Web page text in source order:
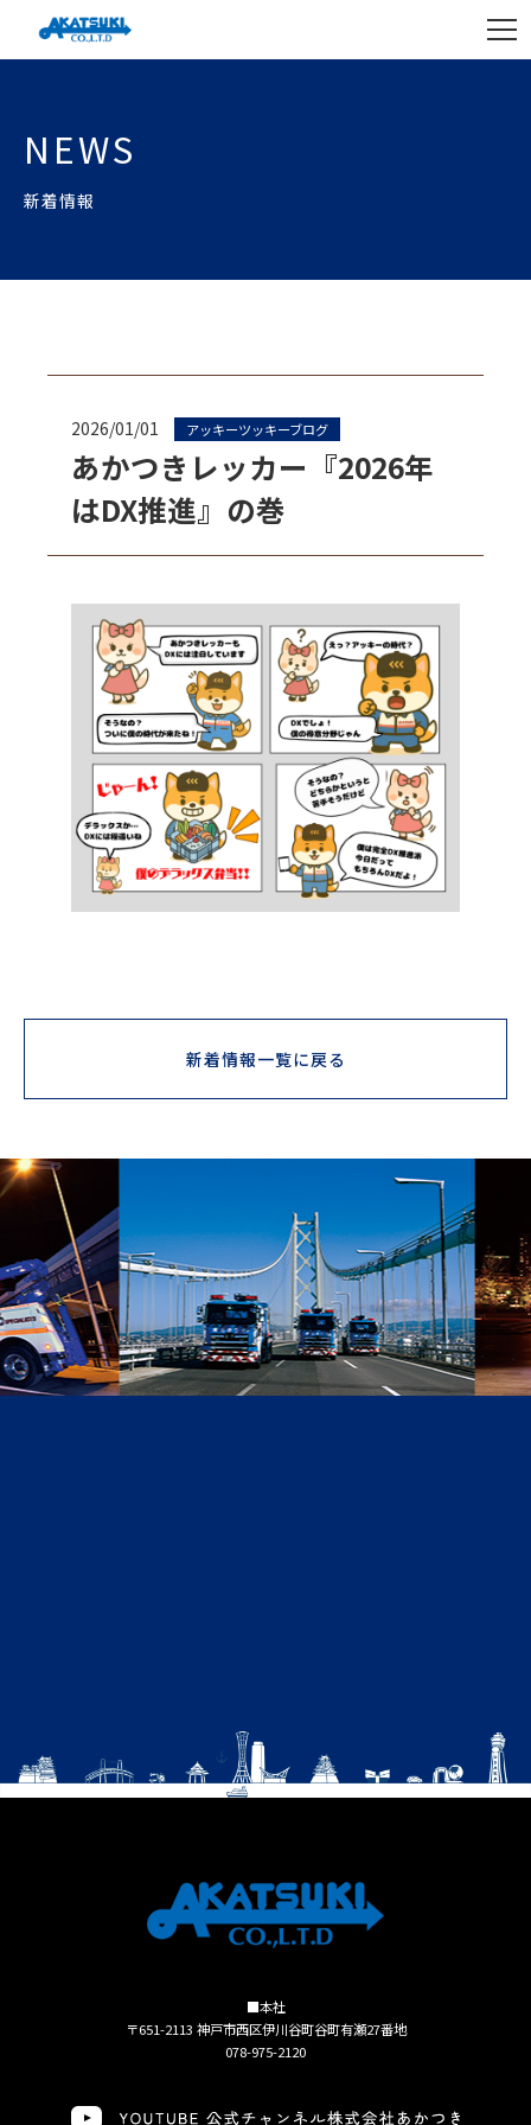
NEWS
新着情報
2026/01/01 アッキーツッキーブログ
あかつきレッカー『2026年
はDX推進』の巻
新着情報一覧に戻る
■本社
〒651-2113 神戸市西区伊川谷町谷町有瀬27番地
078-975-2120